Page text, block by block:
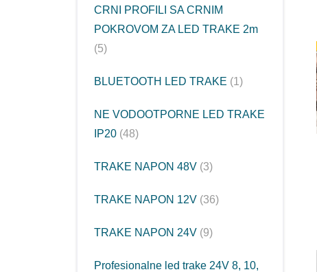
CRNI PROFILI SA CRNIM
POKROVOM ZA LED TRAKE 2m
5
BLUETOOTH LED TRAKE 1
NE VODOOTPORNE LED TRAKE
IP20 48
TRAKE NAPON 48V 3
TRAKE NAPON 12V 36
TRAKE NAPON 24V 9
Profesionalne led trake 24V 8, 10,